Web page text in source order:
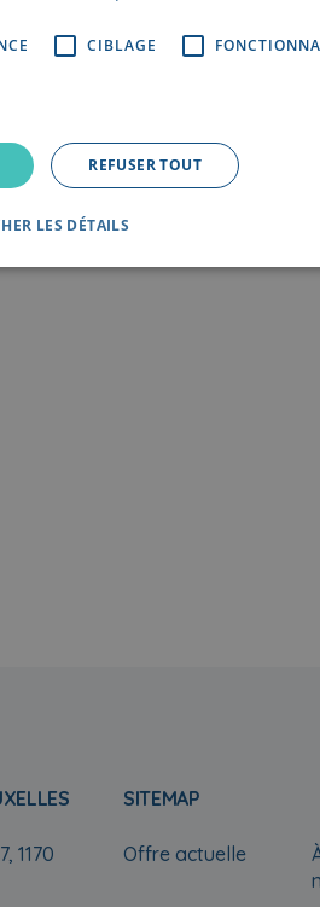
1170
SITEMAP
Offre actuelle
CIBLAGE
REFUSER TOUT
LES DÉTAILS